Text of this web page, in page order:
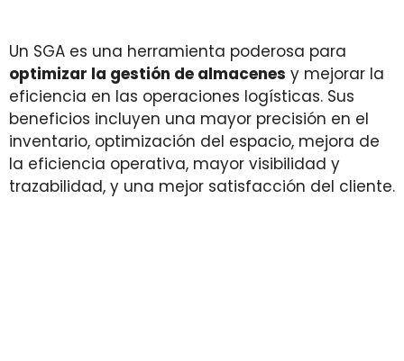
Un SGA es una herramienta poderosa para
optimizar la gestión de almacenes y mejorar la
eficiencia en las operaciones logísticas. Sus
beneficios incluyen una mayor precisión en el
inventario, optimización del espacio, mejora de
la eficiencia operativa, mayor visibilidad y
trazabilidad, y una mejor satisfacción del cliente.